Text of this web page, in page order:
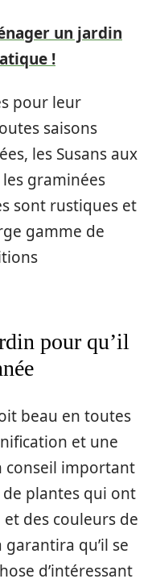
un jardin
!
pour leur
saisons
les Susans aux
graminées
sont rustiques et
gamme de
pour qu’il
beau en toutes
et une
conseil important
plantes qui ont
des couleurs de
qu’il se
d’intéressant